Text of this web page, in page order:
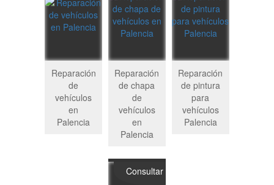
Reparación
de
vehículos
en
Palencia
Reparación
de chapa
de
vehículos
en
Palencia
Reparación
de pintura
para
vehículos
Palencia
Consultar